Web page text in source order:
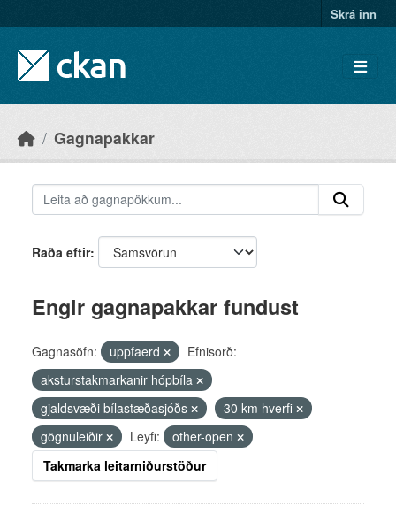
Skrá inn
Gagnapakkar
Raða eftir
Engir gagnapakkar fundust
Gagnasöfn: uppfaerd
Efnisorð:
aksturstakmarkanir hópbíla
gjaldsvæði bílastæðasjóðs
30 km hverfi
gögnuleiðir
Leyfi:
other-open
Takmarka leitarniðurstöður